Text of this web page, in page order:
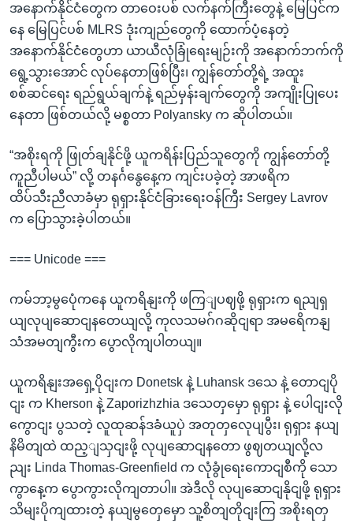
အနောက်နိုင်ငံတွေက တာဝေးပစ် လက်နက်ကြီးတွေနဲ့ မြေပြင်က
နေ မြေပြင်ပစ် MLRS ဒုံးကျည်တွေကို ထောက်ပံ့နေတဲ့
အနောက်နိုင်ငံတွေဟာ ယာယီလုံခြုံရေးမျဉ်းကို အနောက်ဘက်ကို
ရွေ့သွားအောင် လုပ်နေတာဖြစ်ပြီး၊ ကျွန်တော်တို့ရဲ့ အထူး
စစ်ဆင်ရေး ရည်ရွယ်ချက်နဲ့ ရည်မှန်းချက်တွေကို အကျိုးပြုပေး
နေတာ ဖြစ်တယ်လို့ မစ္စတာ Polyansky က ဆိုပါတယ်။
“အစိုးရကို ဖြုတ်ချနိုင်ဖို့ ယူကရိန်းပြည်သူတွေကို ကျွန်တော်တို့
ကူညီပါမယ်” လို့ တနင်္ဂနွေနေ့က ကျင်းပခဲ့တဲ့ အာဖရိက
ထိပ်သီးညီလာခံမှာ ရုရှားနိုင်ငံခြားရေးဝန်ကြီး Sergey Lavrov
က ပြောသွားခဲ့ပါတယ်။
=== Unicode ===
ကမ်ဘာ့မွပေုံကနေ ယူကရိနျးကို ဖကြျပဈဖို့ ရုရှားက ရညျရှ
ယျလုပျဆောငျနတေယျလို့ ကုလသမဂ်ဂဆိုငျရာ အမရေိကနျ
သံအမတျကွီးက ပွောလိုကျပါတယျ။
ယူကရိနျးအရှေ့ပိုငျးက Donetsk နဲ့ Luhansk ဒသေ နဲ့ တောငျပို
ငျး က Kherson နဲ့ Zaporizhzhia ဒသေတှမှော ရုရှား နဲ့ ပေါငျးလို
ကွောငျး ပွသတဲ့ လူထုဆန်ဒခံယူပှဲ အတုတှလေုပျပွီး၊ ရုရှား နယျ
နိမိတျထဲ ထည့ျသှငျးဖို့ လုပျဆောငျနတော ဖွဈတယျလို့လ
ညျး Linda Thomas-Greenfield က လုံခွုံရေးကောငျစီကို သော
ကွာနေ့က ပွောကွားလိုကျတာပါ။ အဲဒီလို လုပျဆောငျနိုငျဖို့ ရုရှား
သိမျးပိုကျထားတဲ့ နယျမွတှေမှော သူ့စိတျတိုငျးကြ အစိုးရတှ